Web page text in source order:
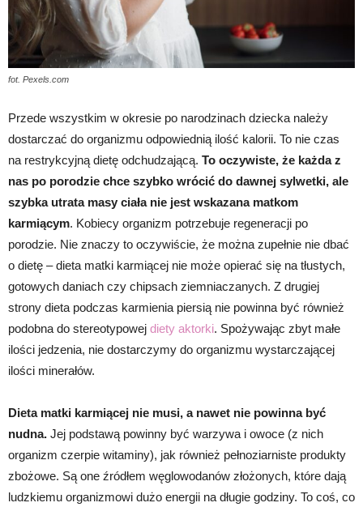
fot. Pexels.com
Przede wszystkim w okresie po narodzinach dziecka należy
dostarczać do organizmu odpowiednią ilość kalorii. To nie czas
na restrykcyjną dietę odchudzającą. To oczywiste, że każda z
nas po porodzie chce szybko wrócić do dawnej sylwetki, ale
szybka utrata masy ciała nie jest wskazana matkom
karmiącym. Kobiecy organizm potrzebuje regeneracji po
porodzie. Nie znaczy to oczywiście, że można zupełnie nie dbać
o dietę – dieta matki karmiącej nie może opierać się na tłustych,
gotowych daniach czy chipsach ziemniaczanych. Z drugiej
strony dieta podczas karmienia piersią nie powinna być również
podobna do stereotypowej diety aktorki. Spożywając zbyt małe
ilości jedzenia, nie dostarczymy do organizmu wystarczającej
ilości minerałów.
Dieta matki karmiącej nie musi, a nawet nie powinna być
nudna. Jej podstawą powinny być warzywa i owoce (z nich
organizm czerpie witaminy), jak również pełnoziarniste produkty
zbożowe. Są one źródłem węglowodanów złożonych, które dają
ludzkiemu organizmowi dużo energii na długie godziny. To coś, co